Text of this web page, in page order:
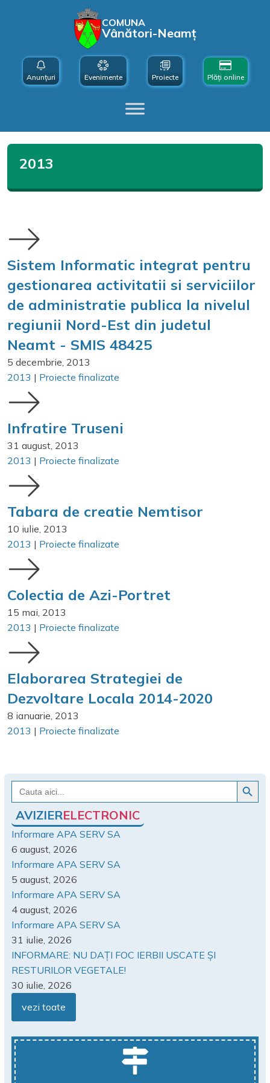
COMUNA
Vânători-Neamț
Anunțuri Evenimente Proiecte Plăți online
2013
Sistem Informatic integrat pentru
gestionarea activitatii si serviciilor
de administratie publica la nivelul
regiunii Nord-Est din judetul
Neamt - SMIS 48425
5 decembrie, 2013
2013 | Proiecte finalizate
Infratire Truseni
31 august, 2013
2013 | Proiecte finalizate
Tabara de creatie Nemtisor
10 iulie, 2013
2013 | Proiecte finalizate
Colectia de Azi-Portret
15 mai, 2013
2013 | Proiecte finalizate
Elaborarea Strategiei de
Dezvoltare Locala 2014-2020
8 ianuarie, 2013
2013 | Proiecte finalizate
Search
for:
Search Button
AVIZIERELECTRONIC
Informare APA SERV SA
6 august, 2026
Informare APA SERV SA
5 august, 2026
Informare APA SERV SA
4 august, 2026
Informare APA SERV SA
31 iulie, 2026
INFORMARE: NU DAȚI FOC IERBII USCATE ȘI
RESTURILOR VEGETALE!
30 iulie, 2026
vezi toate